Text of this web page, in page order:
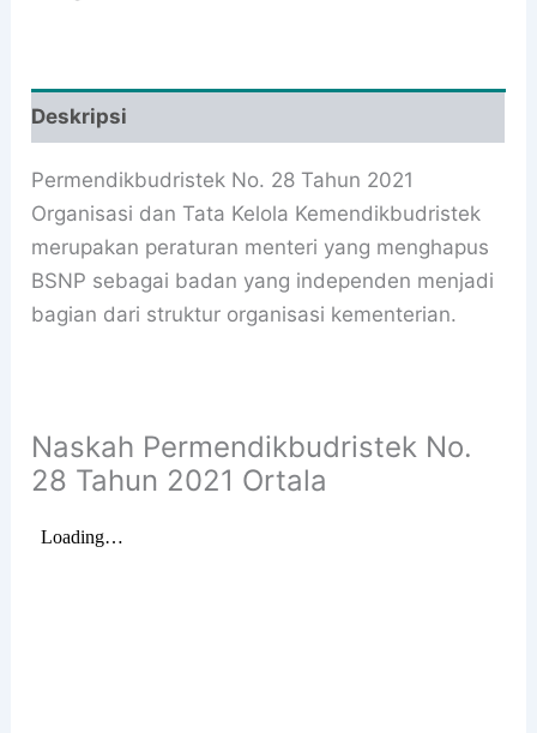
Deskripsi
Permendikbudristek No. 28 Tahun 2021
Organisasi dan Tata Kelola Kemendikbudristek
merupakan peraturan menteri yang menghapus
BSNP sebagai badan yang independen menjadi
bagian dari struktur organisasi kementerian.
Naskah Permendikbudristek No.
28 Tahun 2021 Ortala